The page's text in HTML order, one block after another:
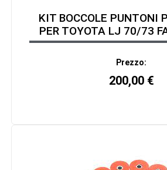
KIT BOCCOLE PUNTONI
PER TOYOTA LJ 70/73
Prezzo:
200,00 €